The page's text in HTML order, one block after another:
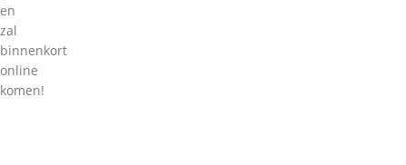
en
zal
binnenkort
online
komen!